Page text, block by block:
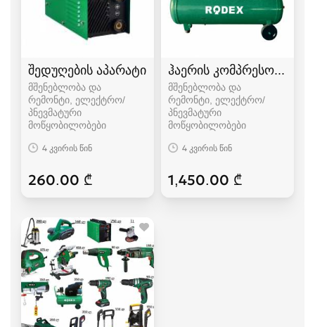
შედუღების აპარატი
მშენებლობა და
რემონტი, ელექტრო/
პნევმატური
მოწყობილობები
4 კვირის წინ
260.00 ₾
ჰაერის კომპრესორი
მშენებლობა და
რემონტი, ელექტრო/
პნევმატური
მოწყობილობები
4 კვირის წინ
1,450.00 ₾